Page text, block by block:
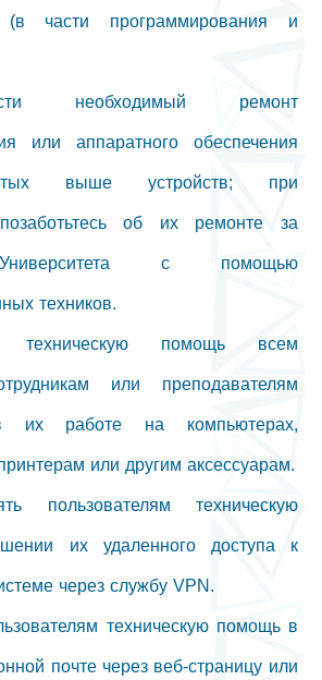
части программирования и
необходимый ремонт
или аппаратного обеспечения
выше устройств; при
об их ремонте за
с помощью
техников.
помощь всем
или преподавателям
их работе на компьютерах,
или другим аксессуарам.
пользователям техническую
их удаленного доступа к
через службу VPN.
техническую помощь в
почте через веб-страницу или